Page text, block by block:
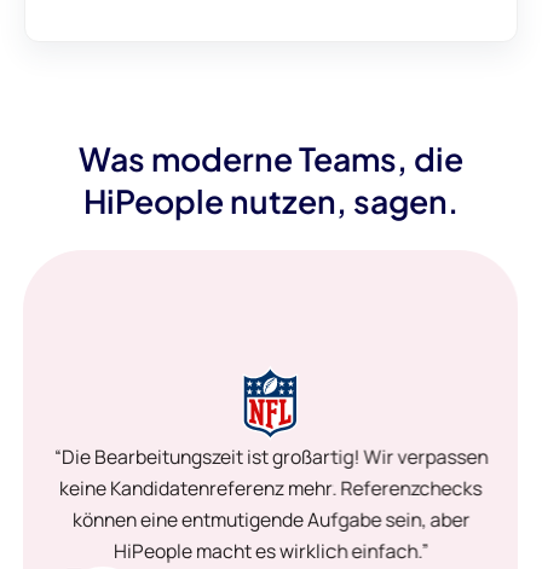
Was moderne Teams, die
HiPeople nutzen, sagen.
“Die Bearbeitungszeit ist großartig! Wir verpassen
keine Kandidatenreferenz mehr. Referenzchecks
können eine entmutigende Aufgabe sein, aber
HiPeople macht es wirklich einfach.”